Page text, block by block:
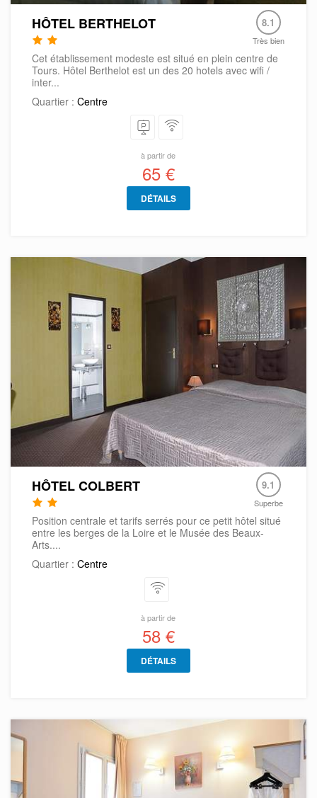
HÔTEL BERTHELOT 8.1
Très bien
Cet établissement modeste est situé en plein centre de
Tours. Hôtel Berthelot est un des 20 hotels avec wifi /
inter...
Quartier : Centre
à partir de
65 €
DÉTAILS
HÔTEL COLBERT 9.1
Superbe
Position centrale et tarifs serrés pour ce petit hôtel situé
entre les berges de la Loire et le Musée des Beaux-
Arts....
Quartier : Centre
à partir de
58 €
DÉTAILS